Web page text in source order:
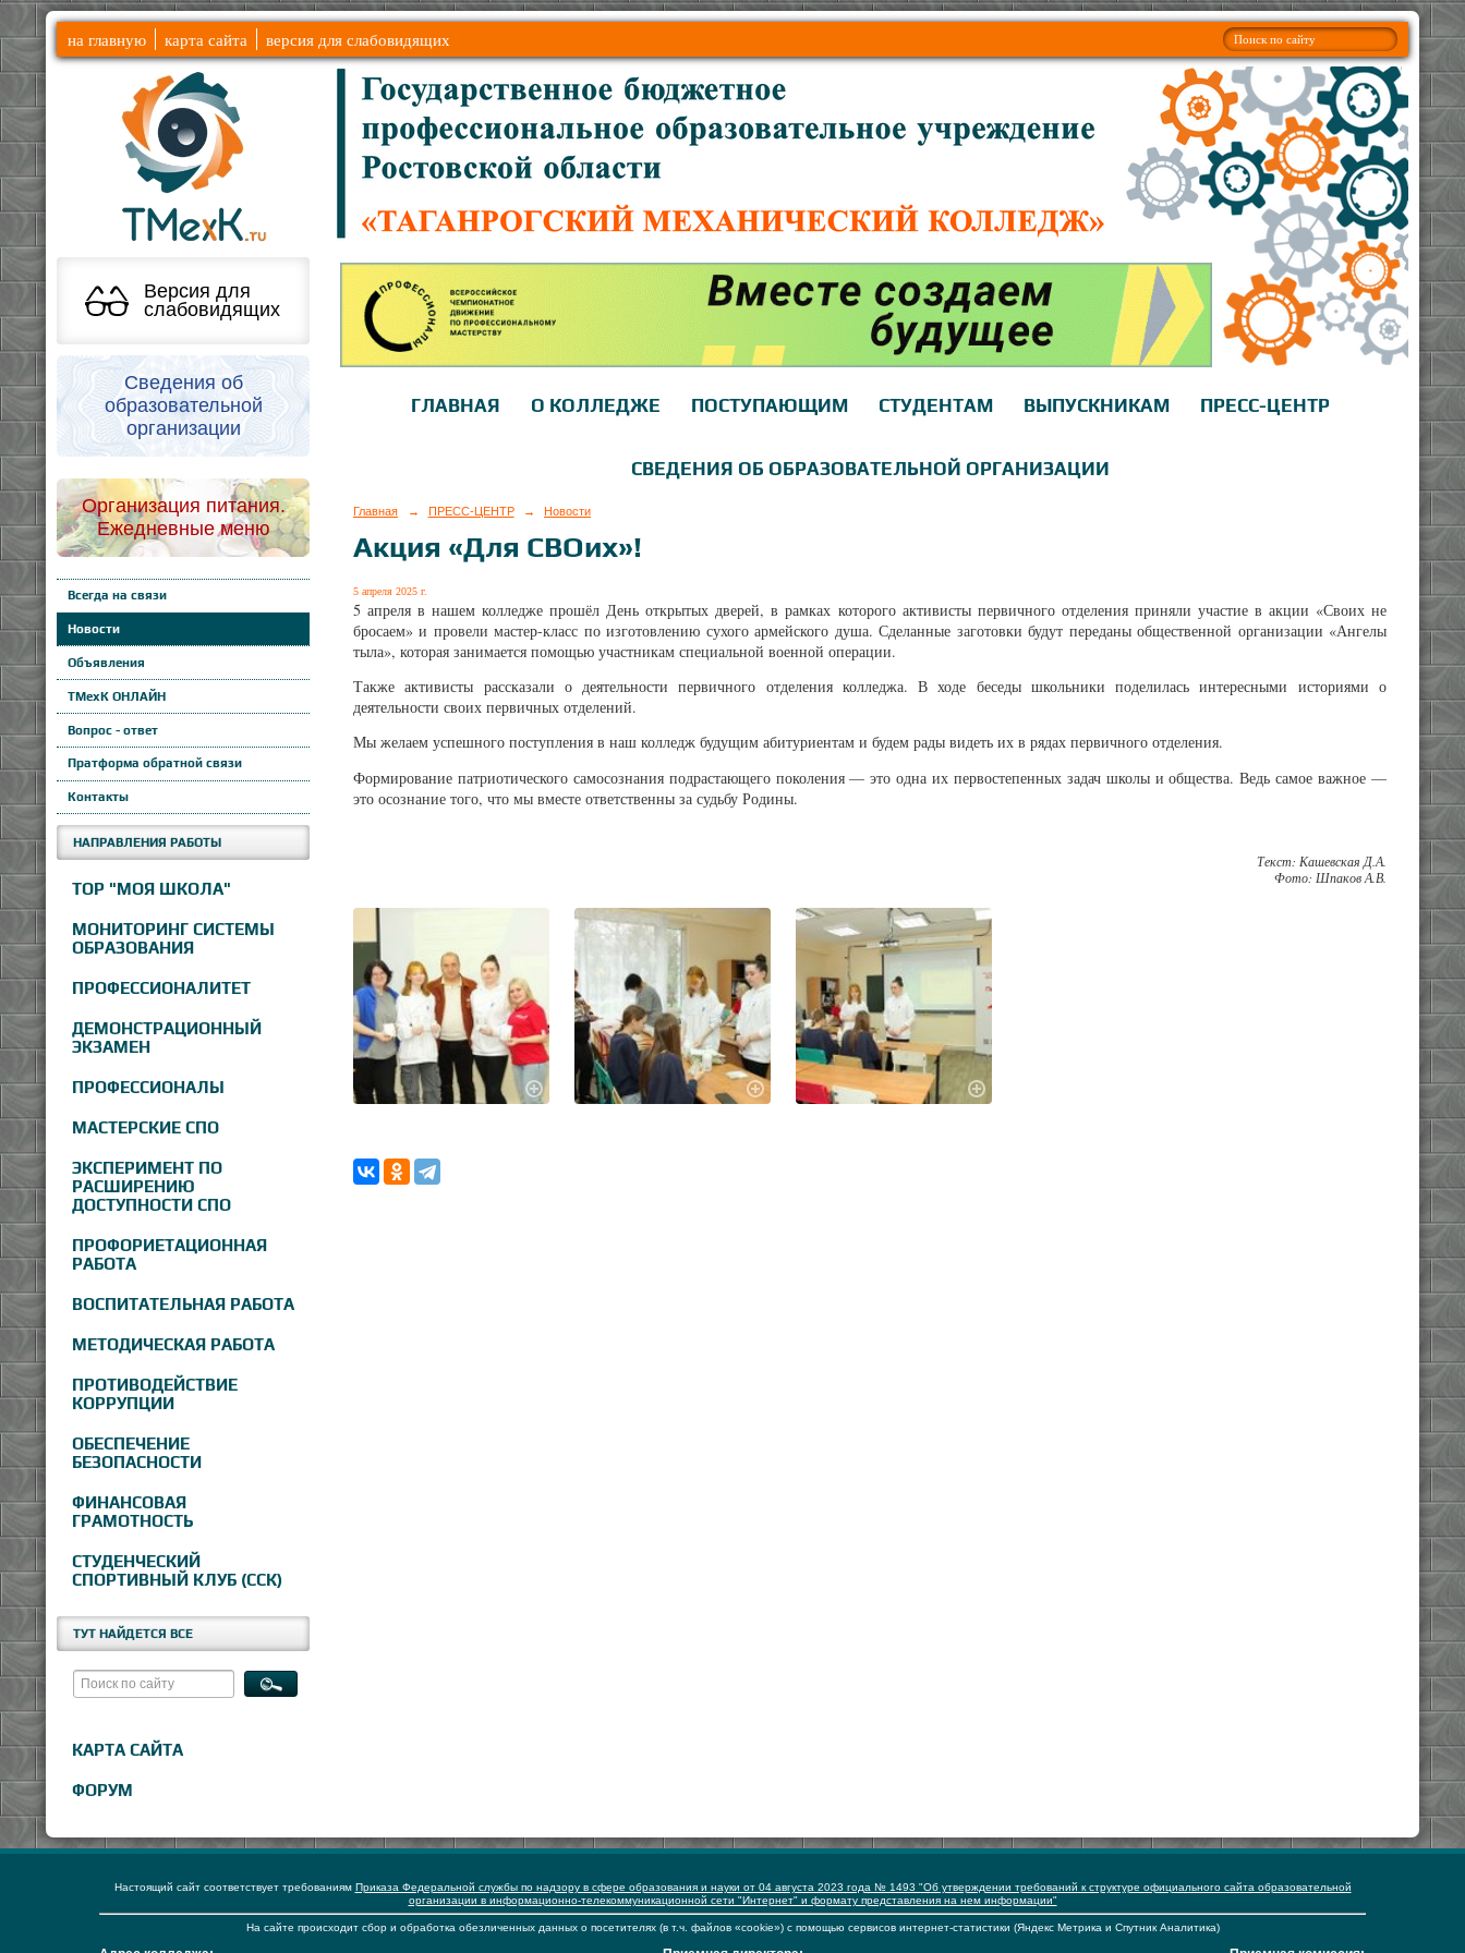
на главную карта сайта версия для слабовидящих
Версия для
слабовидящих
Сведения об
образовательной
организации
Организация питания.
Ежедневные меню
Всегда на связи
Новости
Объявления
ТМехК ОНЛАЙН
Вопрос - ответ
Пратформа обратной связи
Контакты
НАПРАВЛЕНИЯ РАБОТЫ
ТОР "МОЯ ШКОЛА"
МОНИТОРИНГ СИСТЕМЫ
ОБРАЗОВАНИЯ
ПРОФЕССИОНАЛИТЕТ
ДЕМОНСТРАЦИОННЫЙ
ЭКЗАМЕН
ПРОФЕССИОНАЛЫ
МАСТЕРСКИЕ СПО
ЭКСПЕРИМЕНТ ПО
РАСШИРЕНИЮ
ДОСТУПНОСТИ СПО
ПРОФОРИЕТАЦИОННАЯ
РАБОТА
ВОСПИТАТЕЛЬНАЯ РАБОТА
МЕТОДИЧЕСКАЯ РАБОТА
ПРОТИВОДЕЙСТВИЕ
КОРРУПЦИИ
ОБЕСПЕЧЕНИЕ
БЕЗОПАСНОСТИ
ФИНАНСОВАЯ
ГРАМОТНОСТЬ
СТУДЕНЧЕСКИЙ
СПОРТИВНЫЙ КЛУБ (ССК)
ТУТ НАЙДЕТСЯ ВСЕ
КАРТА САЙТА
ФОРУМ
ГЛАВНАЯ О КОЛЛЕДЖЕ ПОСТУПАЮЩИМ СТУДЕНТАМ ВЫПУСКНИКАМ ПРЕСС-ЦЕНТР
СВЕДЕНИЯ ОБ ОБРАЗОВАТЕЛЬНОЙ ОРГАНИЗАЦИИ
Главная → ПРЕСС-ЦЕНТР → Новости
Акция «Для СВОих»!
5 апреля 2025 г.
5 апреля в нашем колледже прошёл День открытых дверей, в рамках которого активисты первичного отделения приняли участие в акции «Своих не
бросаем» и провели мастер-класс по изготовлению сухого армейского душа. Сделанные заготовки будут переданы общественной организации «Ангелы
тыла», которая занимается помощью участникам специальной военной операции.
Также активисты рассказали о деятельности первичного отделения колледжа. В ходе беседы школьники поделилась интересными историями о
деятельности своих первичных отделений.
Мы желаем успешного поступления в наш колледж будущим абитуриентам и будем рады видеть их в рядах первичного отделения.
Формирование патриотического самосознания подрастающего поколения — это одна их первостепенных задач школы и общества. Ведь самое важное —
это осознание того, что мы вместе ответственны за судьбу Родины.
Текст: Кашевская Д.А.
Фото: Шпаков А.В.
Настоящий сайт соответствует требованиям Приказа Федеральной службы по надзору в сфере образования и науки от 04 августа 2023 года № 1493 "Об утверждении требований к структуре официального сайта образовательной
организации в информационно-телекоммуникационной сети "Интернет" и формату представления на нем информации"
На сайте происходит сбор и обработка обезличенных данных о посетителях (в т.ч. файлов «cookie») с помощью сервисов интернет-статистики (Яндекс Метрика и Спутник Аналитика)